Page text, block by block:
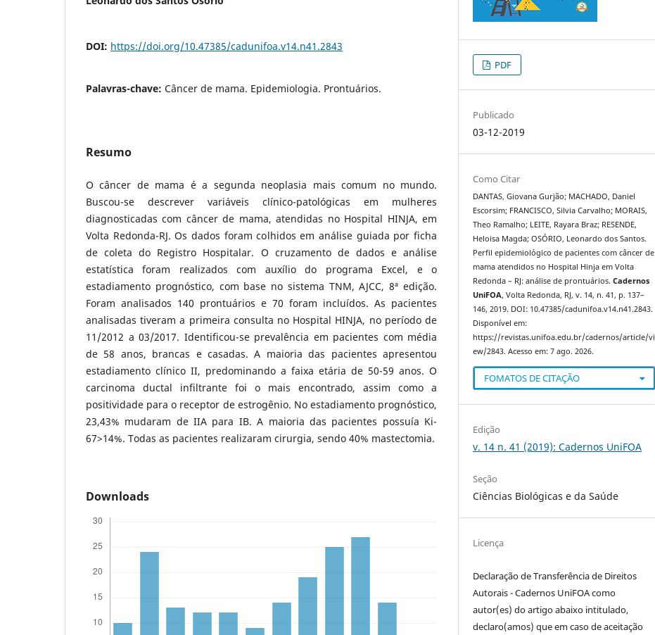
DOI: https://doi.org/10.47385/cadunifoa.v14.n41.2843
Palavras-chave: Câncer de mama. Epidemiologia. Prontuários.
Resumo
O câncer de mama é a segunda neoplasia mais comum no mundo.
Buscou-se descrever variáveis clínico-patológicas em mulheres
diagnosticadas com câncer de mama, atendidas no Hospital HINJA, em
Volta Redonda-RJ. Os dados foram colhidos em análise guiada por ficha
de coleta do Registro Hospitalar. O cruzamento de dados e análise
estatística foram realizados com auxílio do programa Excel, e o
estadiamento prognóstico, com base no sistema TNM, AJCC, 8ª edição.
Foram analisados 140 prontuários e 70 foram incluídos. As pacientes
analisadas tiveram a primeira consulta no Hospital HINJA, no período de
11/2012 a 03/2017. Identificou-se prevalência em pacientes com média
de 58 anos, brancas e casadas. A maioria das pacientes apresentou
estadiamento clínico II, predominando a faixa etária de 50-59 anos. O
carcinoma ductal infiltrante foi o mais encontrado, assim como a
positividade para o receptor de estrogênio. No estadiamento prognóstico,
23,43% mudaram de IIA para IB. A maioria das pacientes possuía Ki-
67>14%. Todas as pacientes realizaram cirurgia, sendo 40% mastectomia.
Downloads
PDF
Publicado
03-12-2019
Como Citar
DANTAS, Giovana Gurjão; MACHADO, Daniel
Escorsim; FRANCISCO, Silvia Carvalho; MORAIS,
Theo Ramalho; LEITE, Rayara Braz; RESENDE,
Heloisa Magda; OSÓRIO, Leonardo dos Santos.
Perfil epidemiológico de pacientes com câncer de
mama atendidos no Hospital Hinja em Volta
Redonda – RJ: análise de prontuários.Cadernos
UniFOA, Volta Redonda, RJ, v. 14, n. 41, p. 137–
146, 2019. DOI: 10.47385/cadunifoa.v14.n41.2843.
Disponível em:
https://revistas.unifoa.edu.br/cadernos/article/vi
ew/2843. Acesso em: 7 ago. 2026.
FOMATOS DE CITAÇÃO
Edição
v. 14 n. 41 (2019): Cadernos UniFOA
Seção
Ciências Biológicas e da Saúde
Licença
Declaração de Transferência de Direitos
Autorais - Cadernos UniFOA como
autor(es) do artigo abaixo intitulado,
declaro(amos) que em caso de aceitação